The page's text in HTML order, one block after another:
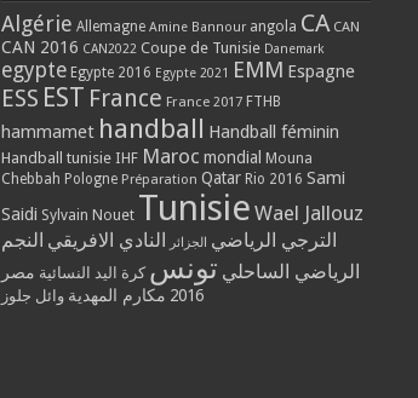
Algérie Allemagne Amine Bannour angola CA CAN
CAN 2016 CAN2022 Coupe de Tunisie Danemark
egypte Egypte 2016 Egypte 2021 EMM Espagne
ESS EST France France 2017 FTHB
hammamet handball Handball féminin
Handball tunisie IHF Maroc mondial Mouna
Chebbah Pologne Préparation Qatar Rio 2016 Sami
Saidi Sylvain Nouet Tunisie Wael Jallouz
الترجي الرياضي الجزائر النادي الافريقي النجم
الرياضي الساحلي تونس كرة اليد النسائية مصر
2016 مكارم المهدية وائل جلوز